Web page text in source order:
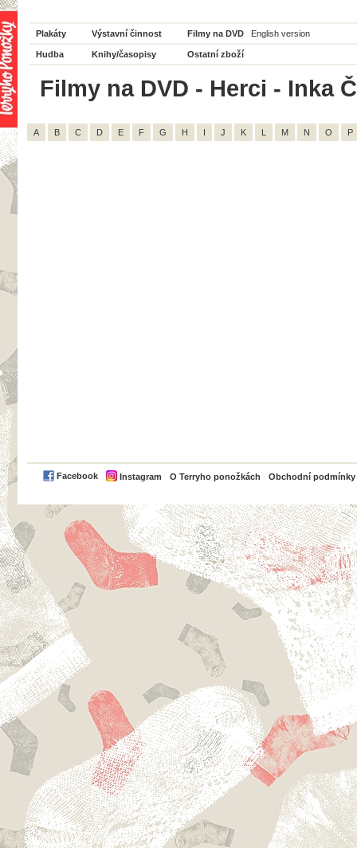
Plakáty Výstavní činnost Filmy na DVD English version
Hudba Knihy/časopisy Ostatní zboží
Filmy na DVD - Herci - Inka
A B C D E F G H I J K L M N O P
Facebook Instagram O Terryho ponožkách Obchodní podmínky
PayPal